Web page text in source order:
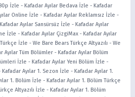
İzle - Kafadar Ayılar Bedava İzle - Kafadar
Online İzle - Kafadar Ayılar Reklamsız İzle -
Kafadar Ayılar Sansürsüz İzle - Kafadar Ayılar
İzle - Kafadar Ayılar ÇizgiMax - Kafadar Ayılar
İzle - We Bare Bears Türkçe Altyazılı - We
Ayılar Tüm Bölümler - Kafadar Ayılar Bölüm
İzle - Kafadar Ayılar Yeni Bölüm İzle -
Kafadar Ayılar 1. Sezon İzle - Kafadar Ayılar 1.
1. Bölüm İzle - Kafadar Ayılar 1. Bölüm Türkçe
Altyazılı İzle - Kafadar Ayılar 1. Bölüm